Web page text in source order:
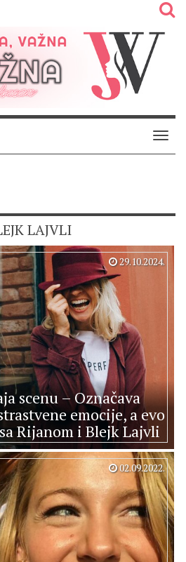
Meni
LAJVLI
scenu – Označava
emocije, a evo
Rijanom i Blejk Lajvli
29.10.2024.
02.09.2022.